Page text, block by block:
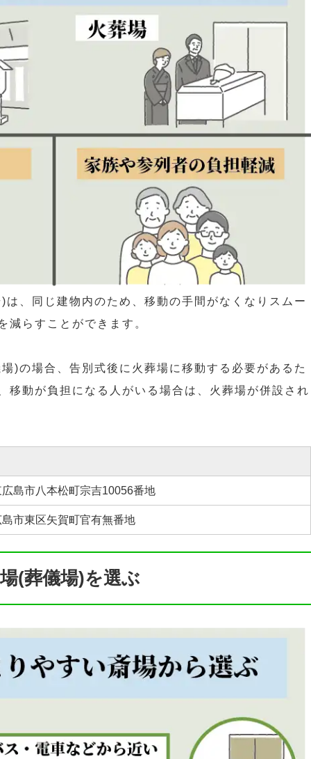
、同じ建物内のため、移動の手間がなくなりスムー
減らすことができます。
)の場合、告別式後に火葬場に移動する必要があるた
移動が負担になる人がいる場合は、火葬場が併設され
島市八本松町宗吉10056番地
市東区矢賀町官有無番地
(葬儀場)を選ぶ